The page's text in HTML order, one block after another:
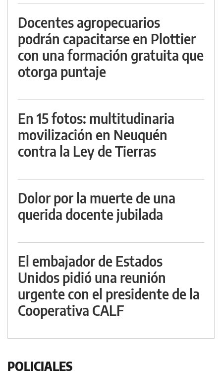
Docentes agropecuarios
podrán capacitarse en Plottier
con una formación gratuita que
otorga puntaje
En 15 fotos: multitudinaria
movilización en Neuquén
contra la Ley de Tierras
Dolor por la muerte de una
querida docente jubilada
El embajador de Estados
Unidos pidió una reunión
urgente con el presidente de la
Cooperativa CALF
POLICIALES